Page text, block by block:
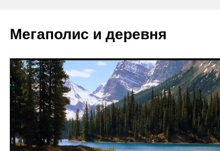
содержимому
Мегаполис и деревня